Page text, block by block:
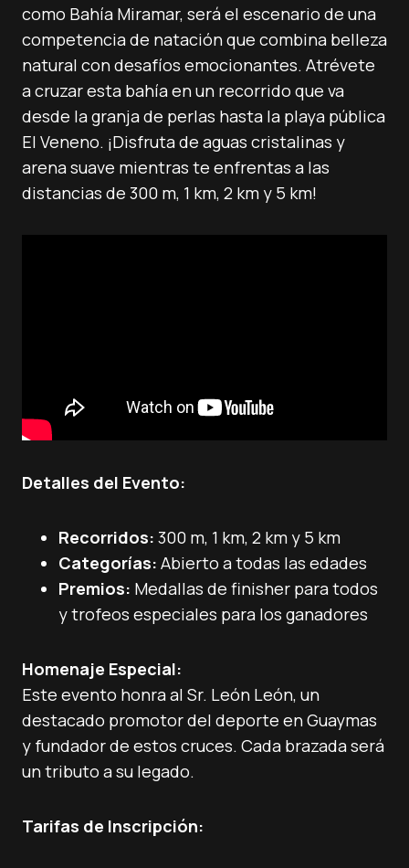
como Bahía Miramar, será el escenario de una
competencia de natación que combina belleza
natural con desafíos emocionantes. Atrévete
a cruzar esta bahía en un recorrido que va
desde la granja de perlas hasta la playa pública
El Veneno. ¡Disfruta de aguas cristalinas y
arena suave mientras te enfrentas a las
distancias de 300 m, 1 km, 2 km y 5 km!
Detalles del Evento:
Recorridos: 300 m, 1 km, 2 km y 5 km
Categorías: Abierto a todas las edades
Premios: Medallas de finisher para todos
y trofeos especiales para los ganadores
Homenaje Especial:
Este evento honra al Sr. León León, un
destacado promotor del deporte en Guaymas
y fundador de estos cruces. Cada brazada será
un tributo a su legado.
Tarifas de Inscripción: